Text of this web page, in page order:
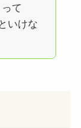
て
いけな